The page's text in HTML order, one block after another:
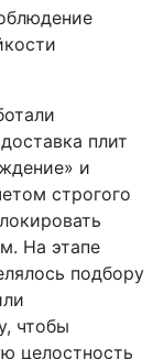
плит
и
строгого
На этапе
подбору
чтобы
целостность